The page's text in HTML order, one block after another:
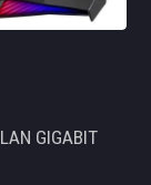
GIGABIT